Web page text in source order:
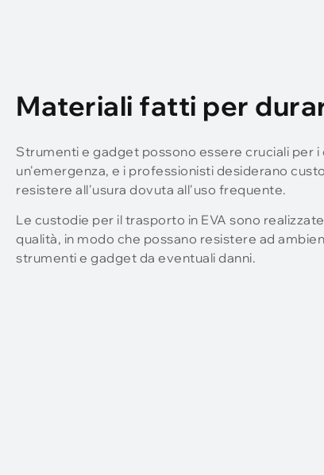
Materiali fatti per
Strumenti e gadget possono essere cruciali per
un'emergenza, e i professionisti desiderano
resistere all'usura dovuta all'uso frequente.
Le custodie per il trasporto in EVA sono
qualità, in modo che possano resistere ad
strumenti e gadget da eventuali danni.